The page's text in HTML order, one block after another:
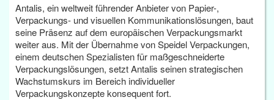
Antalis, ein weltweit führender Anbieter von Papier-,
Verpackungs- und visuellen Kommunikationslösungen, baut
seine Präsenz auf dem europäischen Verpackungsmarkt
weiter aus. Mit der Übernahme von Speidel Verpackungen,
einem deutschen Spezialisten für maßgeschneiderte
Verpackungslösungen, setzt Antalis seinen strategischen
Wachstumskurs im Bereich individueller
Verpackungskonzepte konsequent fort.